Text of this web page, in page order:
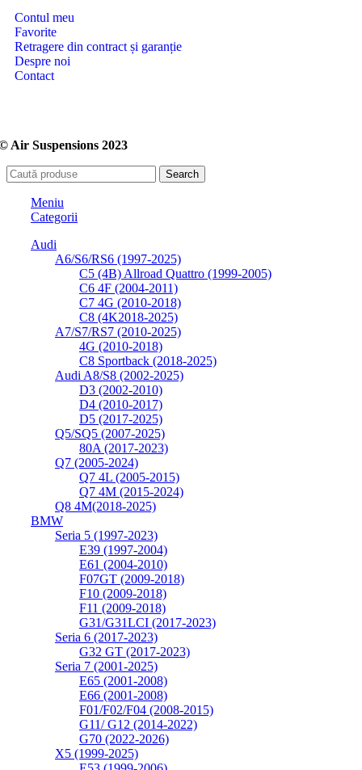
Contul meu
Favorite
Retragere din contract și garanție
Despre noi
Contact
Air Suspensions 2023
Search
Meniu
Categorii
Audi
A6/S6/RS6 (1997-2025)
C5 (4B) Allroad Quattro (1999-2005)
C6 4F (2004-2011)
C7 4G (2010-2018)
C8 (4K2018-2025)
A7/S7/RS7 (2010-2025)
4G (2010-2018)
C8 Sportback (2018-2025)
Audi A8/S8 (2002-2025)
D3 (2002-2010)
D4 (2010-2017)
D5 (2017-2025)
Q5/SQ5 (2007-2025)
80A (2017-2023)
Q7 (2005-2024)
Q7 4L (2005-2015)
Q7 4M (2015-2024)
Q8 4M(2018-2025)
BMW
Seria 5 (1997-2023)
E39 (1997-2004)
E61 (2004-2010)
F07GT (2009-2018)
F10 (2009-2018)
F11 (2009-2018)
G31/G31LCI (2017-2023)
Seria 6 (2017-2023)
G32 GT (2017-2023)
Seria 7 (2001-2025)
E65 (2001-2008)
E66 (2001-2008)
F01/F02/F04 (2008-2015)
G11/ G12 (2014-2022)
G70 (2022-2026)
X5 (1999-2025)